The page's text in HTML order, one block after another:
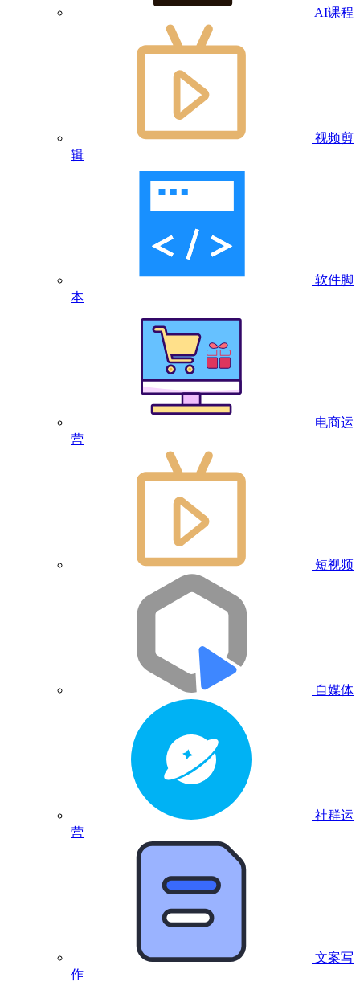
AI课程
视频剪
辑
软件脚
本
电商运
营
短视频
自媒体
社群运
营
文案写
作